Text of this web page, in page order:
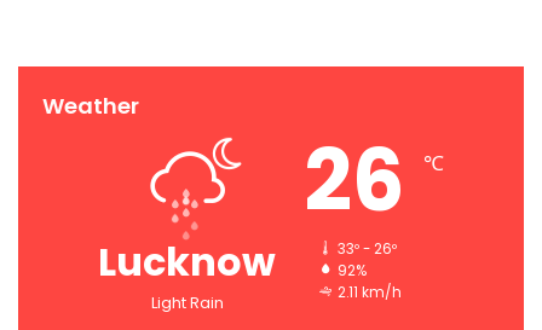
Weather
Lucknow
Light Rain
26 ℃
33º - 26º
92%
2.11 km/h